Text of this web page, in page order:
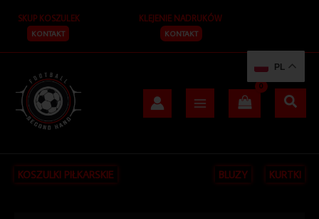
treści
SKUP KOSZULEK
KONTAKT
KLEJENIE NADRUKÓW
KONTAKT
KOSZULKI PIŁKARSKIE BLUZY KURTKI
PL